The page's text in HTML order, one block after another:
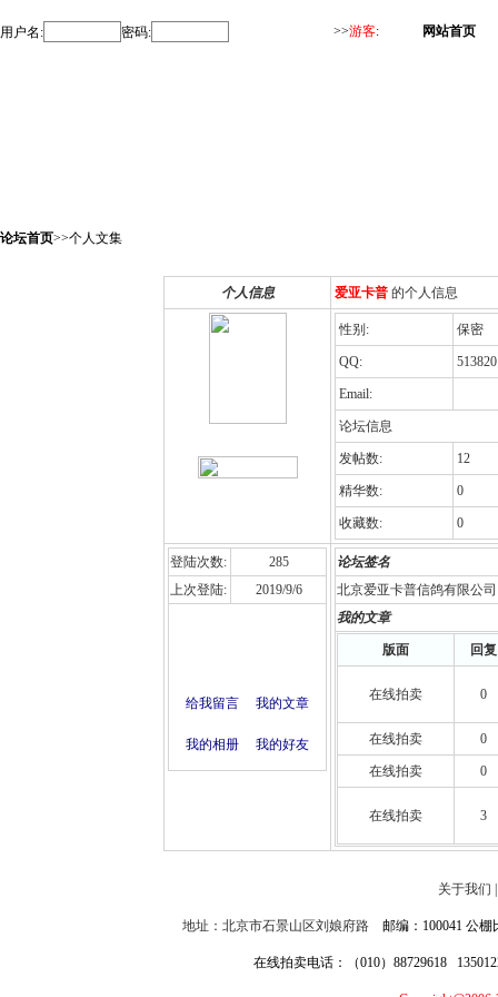
用户名: 密码: >>游客: 网站首页
论坛首页>>个人文集
个人信息 爱亚卡普 的个人信息
性别: 保密
QQ:
Email:
论坛信息
发帖数: 12
精华数: 0
收藏数: 0
登陆次数:
285
上次登陆:
2019/9/6
给我留言 我的文章
我的相册 我的好友
论坛签名
北京爱亚卡普信鸽有限公司
我的文章
版面 回复
在线拍卖 0
在线拍卖 0
在线拍卖 0
在线拍卖 3
关于我们
地址：北京市石景山区刘娘府路 邮编：100041 公
在线拍卖电话：（010）88729618